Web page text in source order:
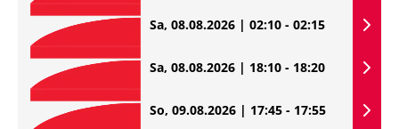
Sa, 08.08.2026 | 02:10 - 02:15
Sa, 08.08.2026 | 18:10 - 18:20
So, 09.08.2026 | 17:45 - 17:55